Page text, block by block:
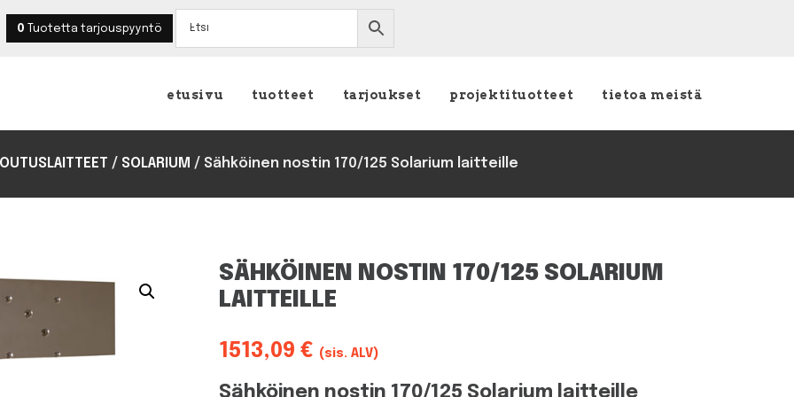
0 Tuotetta tarjouspyyntö
etusivu tuotteet tarjoukset projektituotteet tietoa meistä
/ SOLARIUM / Sähköinen nostin 170/125 Solarium laitteille
SÄHKÖINEN NOSTIN 170/125 SOLARIUM
LAITTEILLE
1513,09 € (sis. ALV)
Sähköinen nostin 170/125 Solarium laitteille